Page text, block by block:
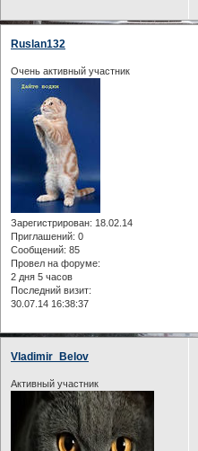
Ruslan132
Очень активный участник
Зарегистрирован: 18.02.14
Приглашений: 0
Сообщений: 85
Провел на форуме:
2 дня 5 часов
Последний визит:
30.07.14 16:38:37
Vladimir_Belov
Активный участник